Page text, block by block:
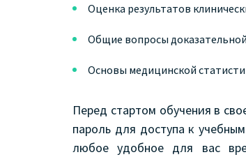
Оценка результатов
Общие вопросы
Основы медицинской
Перед стартом обучения в
пароль для доступа к
любое удобное для вас